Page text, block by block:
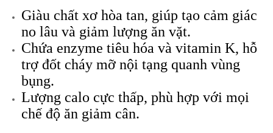
Giàu chất xơ hòa tan, giúp tạo cảm giác
no lâu và giảm lượng ăn vặt.
Chứa enzyme tiêu hóa và vitamin K, hỗ
trợ đốt cháy mỡ nội tạng quanh vùng
bụng.
Lượng calo cực thấp, phù hợp với mọi
chế độ ăn giảm cân.